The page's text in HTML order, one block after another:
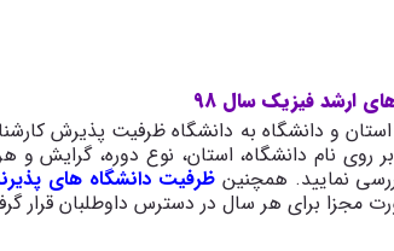
ارشد فیزیک سال 98
روی نام دانشگاه، استان، نوع دوره، گرایش و هر
نمایید. همچنینظرفیت دانشگاه های